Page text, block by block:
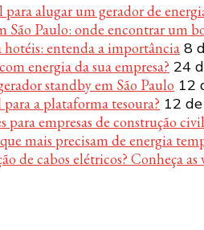
alugar um gerador de
São Paulo: onde encontrar um
hotéis: entenda a importância 8
energia da sua empresa? 24
standby em São Paulo 12
a plataforma tesoura? 12
para empresas de construção civil
mais precisam de energia
de cabos elétricos? Conheça as